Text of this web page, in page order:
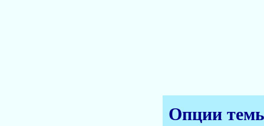
Опции